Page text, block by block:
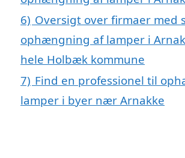
6) Oversigt over firmaer med
ophængning af lamper i
hele Holbæk kommune
7) Find en professionel til
lamper i byer nær Arnakke